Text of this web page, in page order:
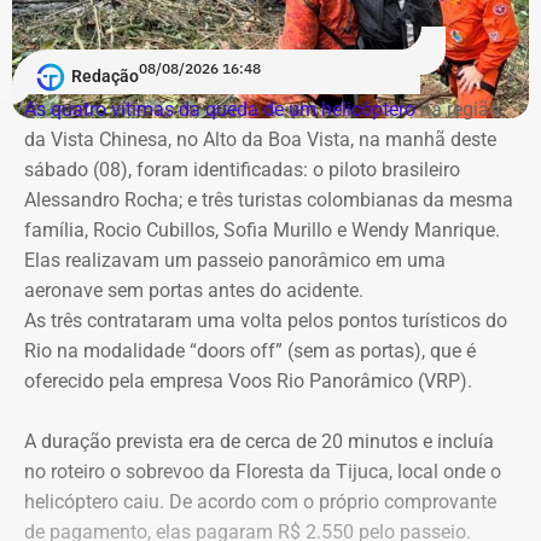
Além disso, o tribunal apura possível desrespeito à
lealdade institucional, uma vez que o contrato de R$ 100
milhões foi assinado no mesmo dia em que o TCE emitira
cautelar para suspender a licitação. O próprio secretário
Valber Rodrigues Januário, que assina o novo aditivo de
R$ 16,9 milhões publicado esta semana, foi notificado a
apresentar defesa no processo do TCE.
Diferença de processos
Vale ressaltar que, diferentemente da Concorrência nº
041/2025 que foi objeto de determinação de anulação
pelo TCE, o aditivo recém-publicado é referente a um
procedimento licitatório anterior: a Concorrência SRP nº
036/2022.
Ainda que se trate de licitações distintas, a manutenção
Palácio Guanabara.
A cobertura será realizada em uma operação integrada
com a Band Rio, a BandNews FM Rio e as plataformas
digitais do grupo, acompanhando desde os momentos
que antecedem o debate até a transmissão ao vivo.
Com tradição na realização de debates eleitorais, a Band
promove o encontro como um espaço para o confronto
de ideias e para que os eleitores conheçam as propostas
dos candidatos. A mediação será da jornalista Adriana
Araújo.
Como vai ser o debate
O formato do debate consiste em três blocos de
perguntas e respostas, confrontos diretos entre os
Redação08/08/2026 16:48
As quatro vítimas da queda de um helicópterona região
da Vista Chinesa, no Alto da Boa Vista, na manhã deste
sábado (08), foram identificadas: o piloto brasileiro
Alessandro Rocha; e três turistas colombianas da mesma
família, Rocio Cubillos, Sofia Murillo e Wendy Manrique.
Elas realizavam um passeio panorâmico em uma
aeronave sem portas antes do acidente.
As três contrataram uma volta pelos pontos turísticos do
Rio na modalidade “doors off” (sem as portas), que é
oferecido pela empresa Voos Rio Panorâmico (VRP).
A duração prevista era de cerca de 20 minutos e incluía
no roteiro o sobrevoo da Floresta da Tijuca, local onde o
helicóptero caiu. De acordo com o próprio comprovante
de pagamento, elas pagaram R$ 2.550 pelo passeio.